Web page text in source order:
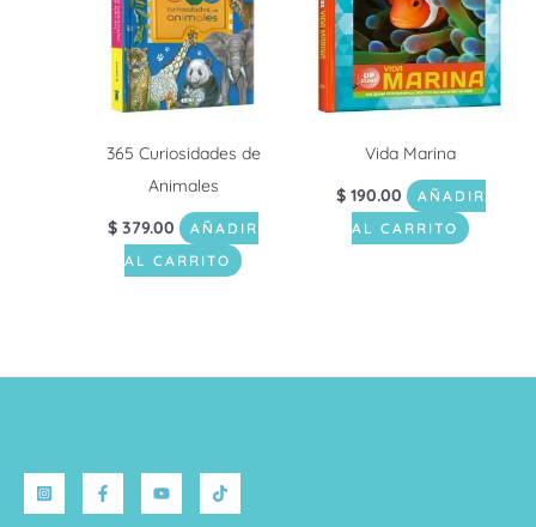
365 Curiosidades de
Animales
$ 379.00
AÑADIR
AL CARRITO
Vida Marina
$190.00
AÑADIR
AL CARRITO